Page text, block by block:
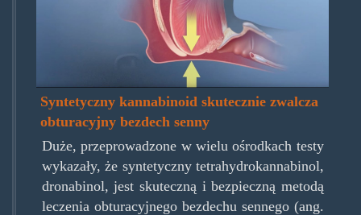
Syntetyczny kannabinoid skutecznie zwalcza
obturacyjny bezdech senny
Duże, przeprowadzone w wielu ośrodkach testy
wykazały, że syntetyczny tetrahydrokannabinol,
dronabinol, jest skuteczną i bezpieczną metodą
leczenia obturacyjnego bezdechu sennego (ang.